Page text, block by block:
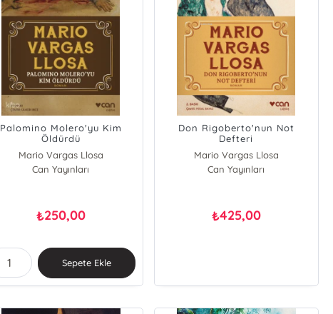
Palomino Molero'yu Kim
Öldürdü
Mario Vargas Llosa
Can Yayınları
₺250,00
Sepete Ekle
Don Rigoberto'nun Not
Defteri
Mario Vargas Llosa
Can Yayınları
₺425,00